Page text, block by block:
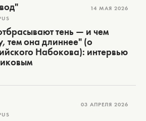
14 МАЯ 2026
тень — и чем
тем она длиннее" (о
Набокова): интервью
03 АПРЕЛЯ 2026